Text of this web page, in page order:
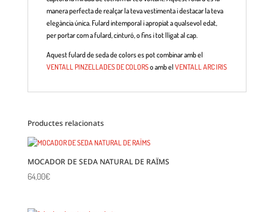
manera perfecta de realçar la teva vestimenta i destacar la teva
elegància única. Fulard intemporal i apropiat a qualsevol edat,
per portar com a fulard, cinturó, o fins i tot lligat al cap.
Aquest fulard de seda de colors es pot combinar amb el
VENTALL PINZELLADES DE COLORSo amb el VENTALL ARC IRIS
Productes relacionats
MOCADOR DE SEDA NATURAL DE RAÏMS
64,00€